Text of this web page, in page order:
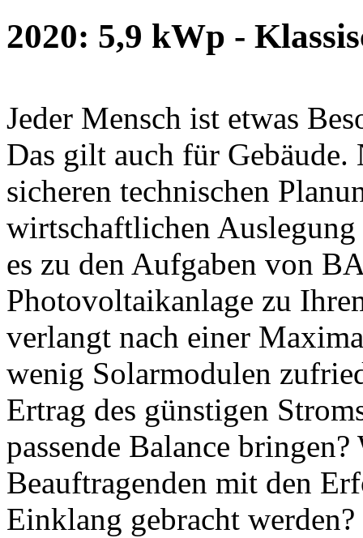
2020: 5,9 kWp -
Jeder Mensch ist etwas
Das gilt auch für
sicheren technischen
wirtschaftlichen
es zu den Aufgaben von
Photovoltaikanlage zu
verlangt nach einer
wenig Solarmodulen
Ertrag des günstigen
passende Balance
Beauftragenden mit den
Einklang gebracht